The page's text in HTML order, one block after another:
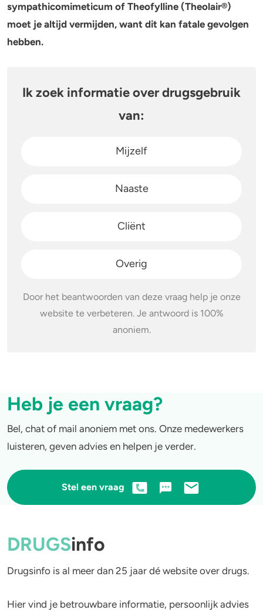
sympathicomimeticum of Theofylline (Theolair®)
moet je altijd vermijden, want dit kan fatale gevolgen
hebben.
Ik zoek informatie over drugsgebruik
van:
Mijzelf
Naaste
Cliënt
Overig
Door het beantwoorden van deze vraag help je onze
website te verbeteren. Je antwoord is 100%
anoniem.
Heb je een vraag?
Bel, chat of mail anoniem met ons. Onze medewerkers
luisteren, geven advies en helpen je verder.
Stel een vraag
DRUGSinfo
Drugsinfo is al meer dan 25 jaar dé website over drugs.
Hier vind je betrouwbare informatie, persoonlijk advies